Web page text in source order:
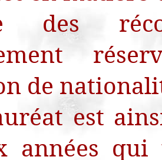
des
de
est
années